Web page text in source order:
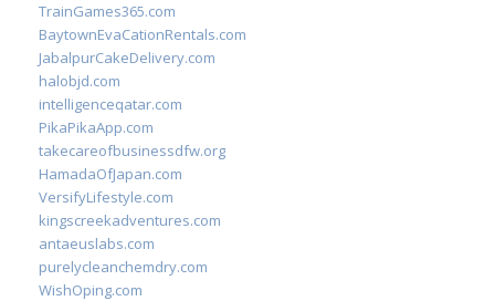
TrainGames365.com
BaytownEvaCationRentals.com
JabalpurCakeDelivery.com
halobjd.com
intelligenceqatar.com
PikaPikaApp.com
takecareofbusinessdfw.org
HamadaOfJapan.com
VersifyLifestyle.com
kingscreekadventures.com
antaeuslabs.com
purelycleanchemdry.com
WishOping.com